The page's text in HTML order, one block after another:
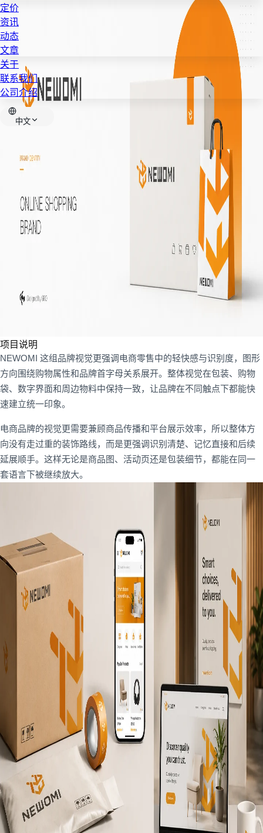
定价
资讯
动态
文章
关于
联系我们
公司介绍
中文
项目说明
NEWOMI 这组品牌视觉更强调电商零售中的轻快感与识别度，图形
方向围绕购物属性和品牌首字母关系展开。整体视觉在包装、购物
袋、数字界面和周边物料中保持一致，让品牌在不同触点下都能快
速建立统一印象。
电商品牌的视觉更需要兼顾商品传播和平台展示效率，所以整体方
向没有走过重的装饰路线，而是更强调识别清楚、记忆直接和后续
延展顺手。这样无论是商品图、活动页还是包装细节，都能在同一
套语言下被继续放大。